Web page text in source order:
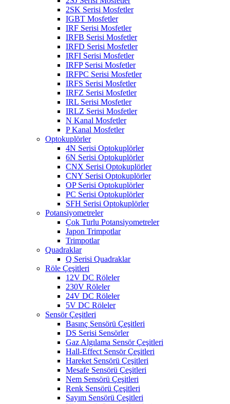
2SK Serisi Mosfetler
IGBT Mosfetler
IRF Serisi Mosfetler
IRFB Serisi Mosfetler
IRFD Serisi Mosfetler
IRFI Serisi Mosfetler
IRFP Serisi Mosfetler
IRFPC Serisi Mosfetler
IRFS Serisi Mosfetler
IRFZ Serisi Mosfetler
IRL Serisi Mosfetler
IRLZ Serisi Mosfetler
N Kanal Mosfetler
P Kanal Mosfetler
Optokuplörler
4N Serisi Optokuplörler
6N Serisi Optokuplörler
CNX Serisi Optokuplörler
CNY Serisi Optokuplörler
OP Serisi Optokuplörler
PC Serisi Optokuplörler
SFH Serisi Optokuplörler
Potansiyometreler
Çok Turlu Potansiyometreler
Japon Trimpotlar
Trimpotlar
Quadraklar
Q Serisi Quadraklar
Röle Çeşitleri
12V DC Röleler
230V Röleler
24V DC Röleler
5V DC Röleler
Sensör Çeşitleri
Basınç Sensörü Çeşitleri
DS Serisi Sensörler
Gaz Algılama Sensör Çeşitleri
Hall-Effect Sensör Çeşitleri
Hareket Sensörü Çeşitleri
Mesafe Sensörü Çeşitleri
Nem Sensörü Çeşitleri
Renk Sensörü Çeşitleri
Sayım Sensörü Çeşitleri